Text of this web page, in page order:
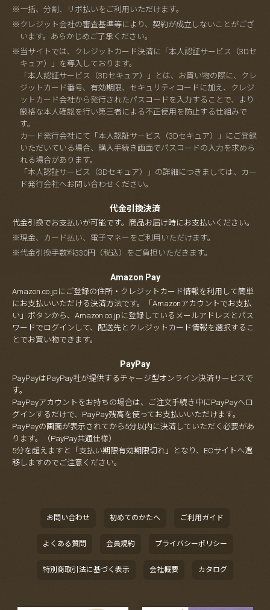
※一括、分割、リボ払いをご利用いただけます。
※クレジット会社の審査基準等により、契約が成立しないことがござ
います。あらかじめご了承ください。
※当サイトでは、クレジットカード決済に「本人認証サービス（3Dセ
キュア）」を導入しております。
「本人認証サービス（3Dセキュア）」とは、お買い物の際に、クレ
ジットカード番号、有効期限、セキュリティコードに加え、クレジ
ットカード会社から発行されたパスコードを入力することで、より
厳格な本人確認を行い第三者による不正使用を防止する仕組みで
す。
カード発行会社にて「本人認証サービス（3Dセキュア）」にご登録
いただいている場合、購入手続き画面でパスコードの入力を求めら
れる場合があります。
「本人認証サービス（3Dセキュア）」の詳細につきましては、カー
ド発行会社へお問い合わせください。
代金引換決済
代金引換でお支払いが可能です。商品お届け時にお支払いください。
※現金、カード払い、電子マネーをご利用いただけます。
※代金引換手数料330円（税込）をご負担いただきます。
Amazon Pay
Amazon.co.jpにご登録の住所・クレジットカード情報を利用して簡単
にお支払いいただける決済方法です。「Amazonアカウントでお支払
い」ボタンから、Amazon.co.jpに登録しているメールアドレスとパス
ワードでログインして、配送先とクレジットカード情報を選択するこ
とでお買い物できます。
PayPay
PayPayはPayPay社が提供するチャージ型オンライン決済サービスで
す。
PayPayアカウントをお持ちの場合は、ご注文手続き中にPayPayへロ
グインするだけで、PayPay残高を使ってお支払いいただけます。
PayPayの画面が表示されてから5分以内に決済していただく必要があ
ります。（PayPay共通仕様）
5分を超えますと「支払い期限有効期限切れ」となり、ECサイトへ遷
移しますのでご注意ください。
お問い合わせ 初めてのかたへ ご利用ガイド
よくある質問 会員規約 プライバシーポリシー
特別商取引法に基づく表示 会社概要 カタログ